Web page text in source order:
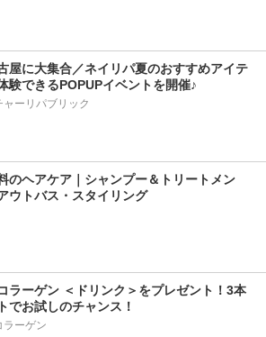
屋に大集合／ネイリパ夏のおすすめアイテ
験できるPOPUPイベントを開催♪
ャーリパブリック
のヘアケア｜シャンプー＆トリートメン
ウトバス・スタイリング
ラーゲン ＜ドリンク＞をプレゼント！3本
でお試しのチャンス！
ラーゲン